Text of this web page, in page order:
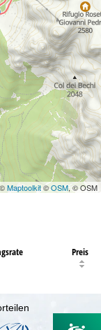
©Maptoolkit©OSM, © OSM
Preis